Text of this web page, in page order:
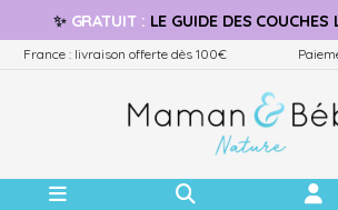
✨ GRATUIT: LE GUIDE DES COUCHES
France : livraison offerte dès 100€